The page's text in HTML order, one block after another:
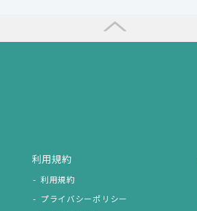
利用規約
利用規約
プライバシーポリシー